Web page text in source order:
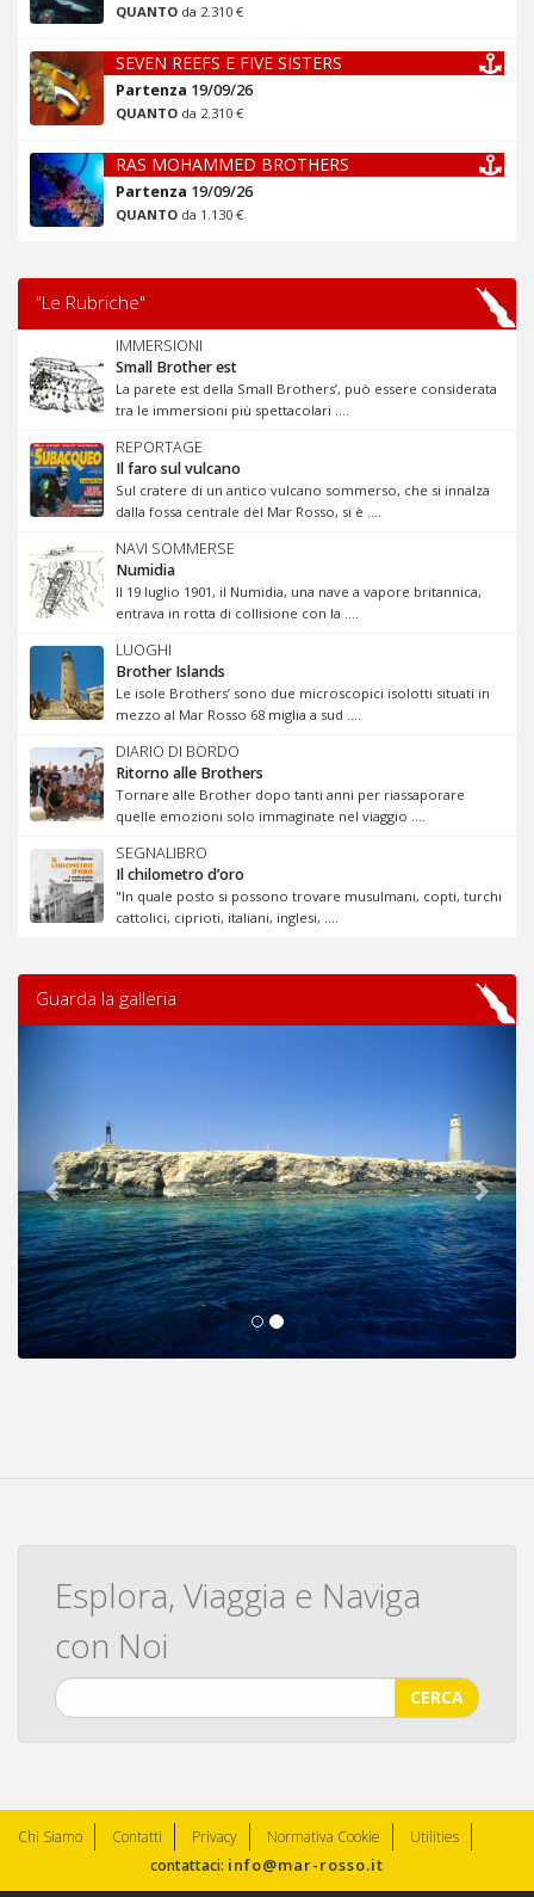
QUANTO da 2.310 €
SEVEN REEFS E FIVE SISTERS
Partenza 19/09/26
QUANTO da 2.310 €
RAS MOHAMMED BROTHERS
Partenza 19/09/26
QUANTO da 1.130 €
"Le Rubriche"
IMMERSIONI
Small Brother est
La parete est della Small Brothers’, può essere considerata
tra le immersioni più spettacolari ....
REPORTAGE
Il faro sul vulcano
Sul cratere di un antico vulcano sommerso, che si innalza
dalla fossa centrale del Mar Rosso, si è ....
NAVI SOMMERSE
Numidia
Il 19 luglio 1901, il Numidia, una nave a vapore britannica,
entrava in rotta di collisione con la ....
LUOGHI
Brother Islands
Le isole Brothers’ sono due microscopici isolotti situati in
mezzo al Mar Rosso 68 miglia a sud ....
DIARIO DI BORDO
Ritorno alle Brothers
Tornare alle Brother dopo tanti anni per riassaporare
quelle emozioni solo immaginate nel viaggio ....
SEGNALIBRO
Il chilometro d’oro
"In quale posto si possono trovare musulmani, copti, turchi
cattolici, ciprioti, italiani, inglesi, ....
Guarda la galleria
Next
Esplora, Viaggia e Naviga
con Noi
CERCA
Chi Siamo Contatti Privacy Normativa Cookie
Utilities
contattaci: info@mar-rosso.it